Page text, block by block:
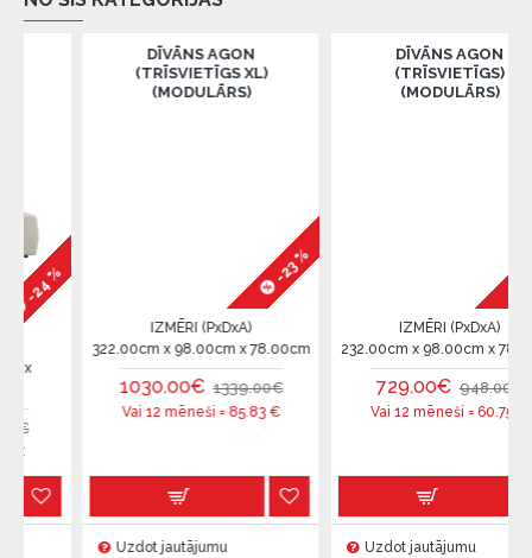
DĪVĀNS AGON
(TRĪSVIETĪGS XL)
(MODULĀRS)
IZMĒRI (PxDxA)
322.00cm x 98.00cm x 78.00cm
1030.00€ 1339.00€
Vai 12 mēneši =85.83€
Uzdot jautājumu
DĪVĀNS AGON
(TRĪSVIETĪGS)
(MODULĀRS)
IZMĒRI (PxDxA)
232.00cm x 98.00cm x 78.00cm
729.00€ 948.00€
Vai 12 mēneši =60.75€
Uzdot jautājumu